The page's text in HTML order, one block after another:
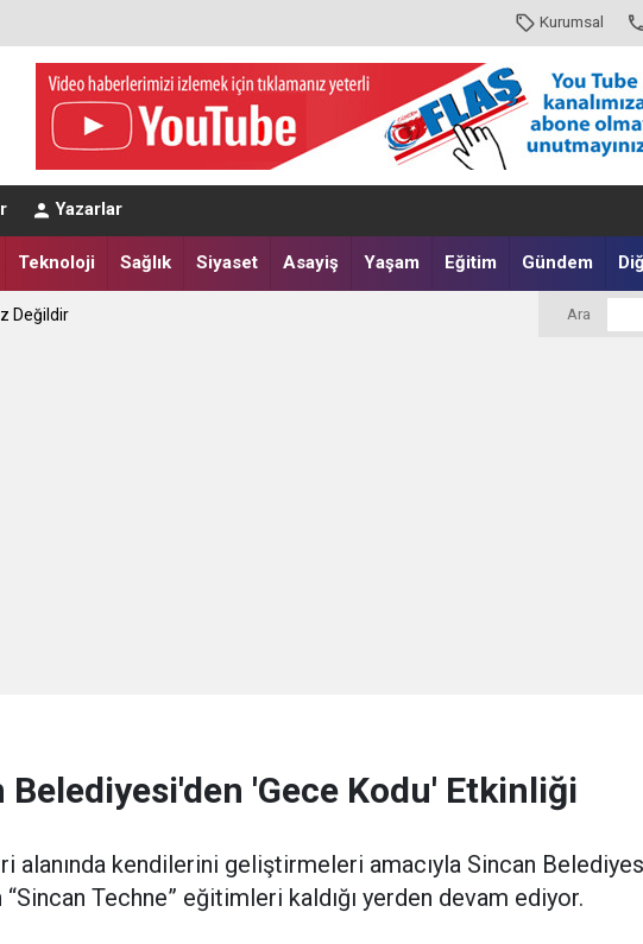
Kurumsal
Yazarlar
Teknoloji Sağlık Siyaset Asayiş Yaşam Eğitim Gündem
Değildir Ara
Belediyesi'den 'Gece Kodu' Etkinliği
kendilerini geliştirmeleri amacıyla Sincan
Techne” eğitimleri kaldığı yerden devam ediyor.